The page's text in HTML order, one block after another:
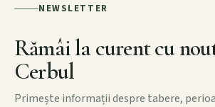
NEWSLETTER
Rămâi la curent cu
Cerbul
Primește informații despre tabere,